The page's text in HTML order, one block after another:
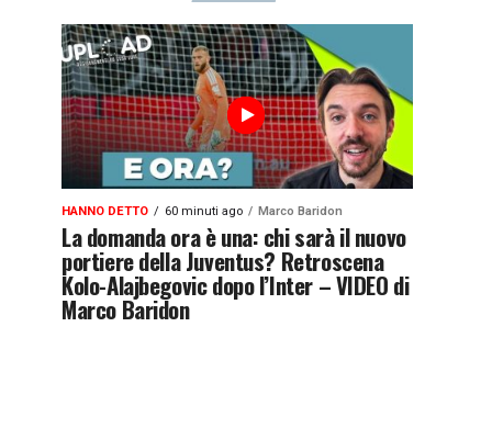
HANNO DETTO 60 minuti ago Marco Baridon
La domanda ora è una: chi sarà il nuovo
portiere della Juventus? Retroscena
Kolo-Alajbegovic dopo l’Inter – VIDEO di
Marco Baridon